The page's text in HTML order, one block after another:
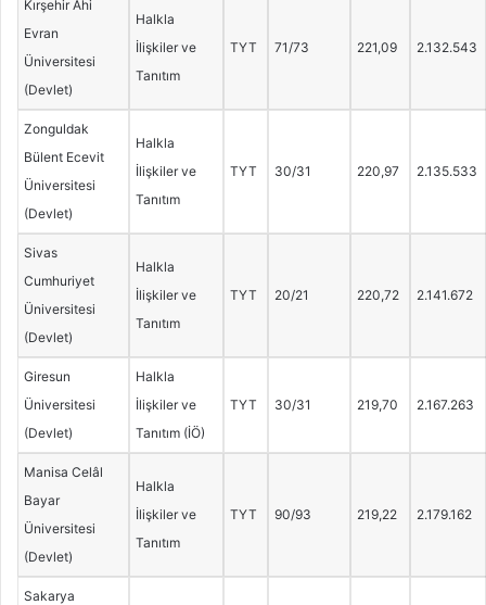
Kırşehir Ahi
Evran
Üniversitesi
(Devlet)
Halkla
İlişkiler ve
Tanıtım
TYT 71/73 221,09 2.132.543
Zonguldak
Bülent Ecevit
Üniversitesi
(Devlet)
Halkla
İlişkiler ve
Tanıtım
TYT 30/31 220,97 2.135.533
Sivas
Cumhuriyet
Üniversitesi
(Devlet)
Halkla
İlişkiler ve
Tanıtım
TYT 20/21 220,72 2.141.672
Giresun
Üniversitesi
(Devlet)
Halkla
İlişkiler ve
Tanıtım (İÖ)
TYT 30/31 219,70 2.167.263
Manisa Celâl
Bayar
Üniversitesi
(Devlet)
Halkla
İlişkiler ve
Tanıtım
TYT 90/93 219,22 2.179.162
Sakarya